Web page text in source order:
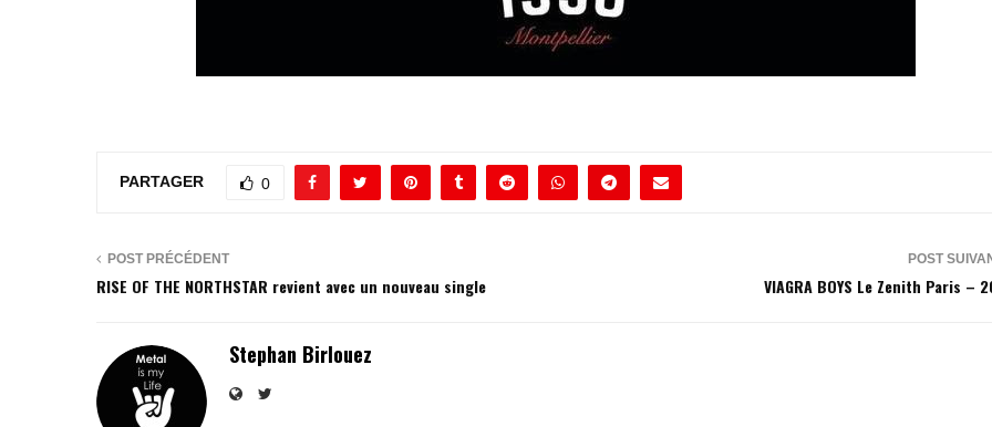
PARTAGER 0
POST PRÉCÉDENT
RISE OF THE NORTHSTAR revient avec un nouveau single
POST
VIAGRA BOYS Le Zenith Paris –
Stephan Birlouez